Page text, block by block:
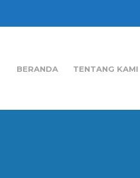
BERANDA TENTANG KAMI